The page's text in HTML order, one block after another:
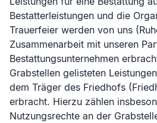
Bestatterleistungen und die
Trauerfeier werden von uns
Zusammenarbeit mit unseren
Bestattungsunternehmen
Grabstellen gelisteten
dem Träger des Friedhofs (
erbracht. Hierzu zählen
Nutzungsrechte an der